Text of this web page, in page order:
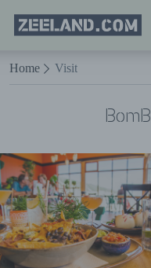
Naar hoofdinhoud
Homepage
Zeeland.com
Home Visit